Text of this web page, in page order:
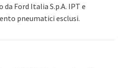
Ford Italia S.p.A. IPT e
pneumatici esclusi.